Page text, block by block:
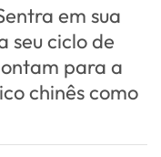
em sua
seu ciclo de
para a
chinês como